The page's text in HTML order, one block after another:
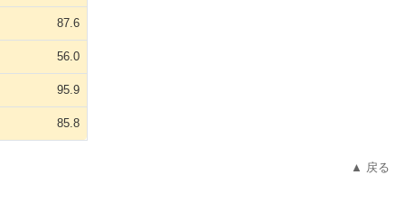
87.6
56.0
95.9
85.8
▲ 戻る